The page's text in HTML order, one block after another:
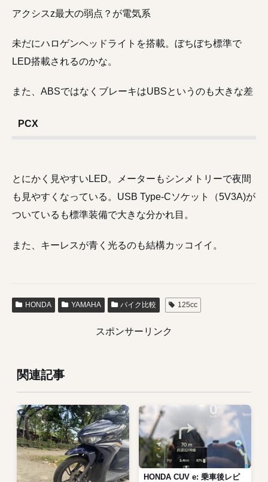
アクシスz最大の弱点？が電気系
未だにハロゲンヘッドライトを搭載。ぼちぼち標準で
LED搭載されるのかな。
また、ABSではなくブレーキはUBSというのも大きな差
PCX
とにかく見やすいLED。メーターもシンメトリーで夜間
も見やすくなっている。USB Type-Cソケット（5V3A)が
ついているも標準装備で大きな分かれ目。
また、キーレスが青く光るのも結構カッコイイ。
HONDA YAMAHA バイク比較 125cc
スポンサーリンク
関連記事
HONDA CUV e: 乗車後レビ